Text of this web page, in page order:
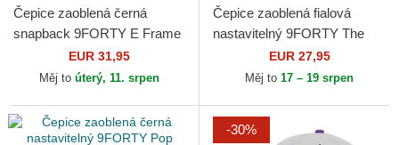
Čepice zaoblená černá
snapback 9FORTY E Frame
Metallic Los Angeles Lakers
NBA New Era
EUR 31,95
Měj to úterý, 11. srpen
Čepice zaoblená fialová
nastavitelný 9FORTY The
League Los Angeles Lakers
NBA New Era
EUR 27,95
Měj to 17 – 19 srpen
-30%